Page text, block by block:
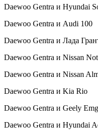
Daewoo Gentra и Hyundai
Daewoo Gentra и Audi 100
Daewoo Gentra и Лада
Daewoo Gentra и Nissan
Daewoo Gentra и Nissan
Daewoo Gentra и Kia Rio
Daewoo Gentra и Geely
Daewoo Gentra и Hyundai